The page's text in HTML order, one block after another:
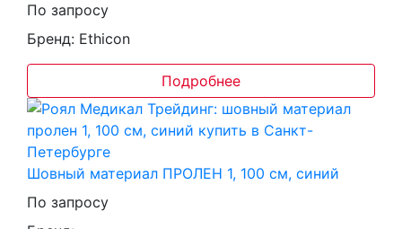
По запросу
Бренд: Ethicon
Подробнее
Шовный материал ПРОЛЕН 1, 100 см, синий
По запросу